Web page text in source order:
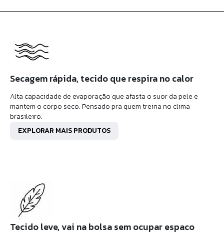
Secagem rápida, tecido que respira no calor
Alta capacidade de evaporação que afasta o suor da pele e
mantem o corpo seco. Pensado pra quem treina no clima
brasileiro.
EXPLORAR MAIS PRODUTOS
Tecido leve, vai na bolsa sem ocupar espaco